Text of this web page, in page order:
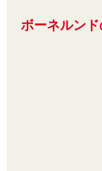
ボーネルンド